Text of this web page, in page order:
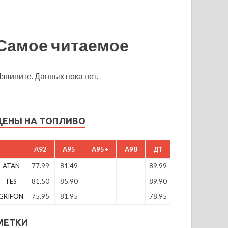
читаемое
Данных пока нет.
НА ТОПЛИВО
A92 A95 A95+ A98 ДТ
ATAN 77.99 81.49
89.99
TES
81.50 85.90
89.90
75.95 81.95 78.95